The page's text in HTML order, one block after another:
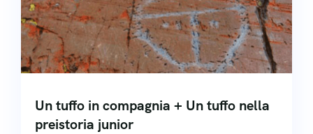
Contatti
Welfare
Lavora con noi
Un tuffo in compagnia + Un tuffo nella
preistoria junior